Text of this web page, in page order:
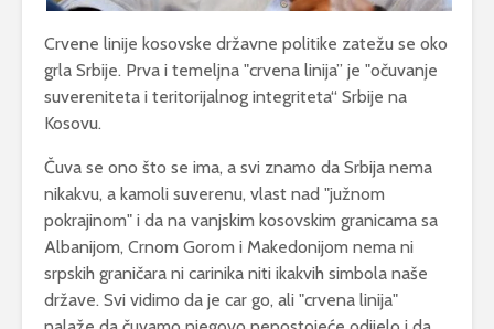
Crvene linije kosovske državne politike zatežu se oko
grla Srbije. Prva i temeljna "crvena linija” je "očuvanje
suvereniteta i teritorijalnog integriteta“ Srbije na
Kosovu.
Čuva se ono što se ima, a svi znamo da Srbija nema
nikakvu, a kamoli suverenu, vlast nad "južnom
pokrajinom" i da na vanjskim kosovskim granicama sa
Albanijom, Crnom Gorom i Makedonijom nema ni
srpskih graničara ni carinika niti ikakvih simbola naše
države. Svi vidimo da je car go, ali "crvena linija"